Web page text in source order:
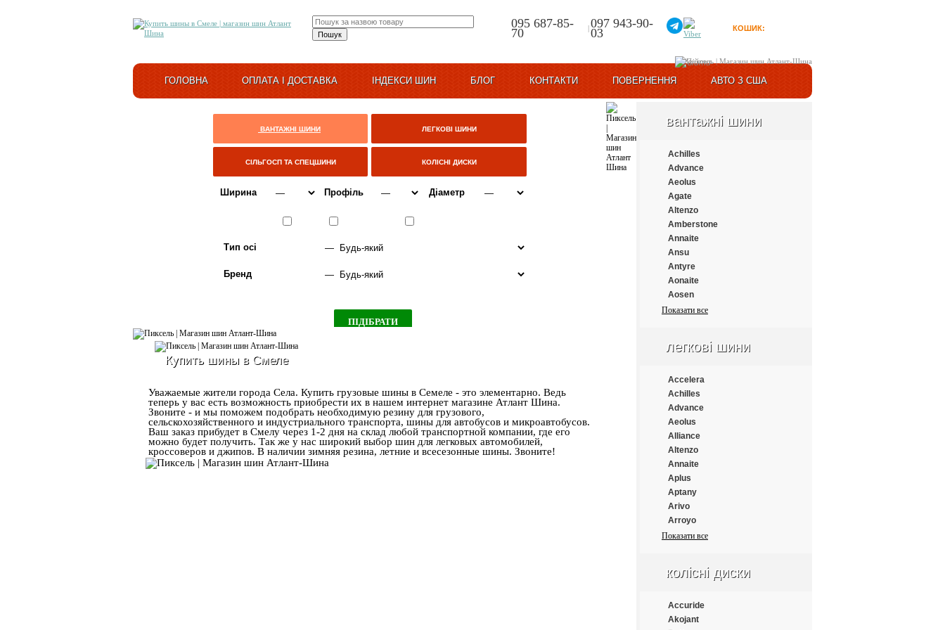
095 687-85-
70 |097 943-90-
03 КОШИК:
Увійти
ГОЛОВНА ОПЛАТА І ДОСТАВКА ІНДЕКСИ ШИН БЛОГ КОНТАКТИ ПОВЕРНЕННЯ АВТО З США
ВАНТАЖНІ ШИНИ ЛЕГКОВІ ШИНИ
СІЛЬГОСП ТА СПЕЦШИНИ КОЛІСНІ ДИСКИ
Ширина Профіль Діаметр
Тип осі
Бренд
Купить шины в Смеле
Уважаемые жители города Села. Купить грузовые шины в Семеле - это элементарно. Ведь
теперь у вас есть возможность приобрести их в нашем интернет магазине Атлант Шина.
Звоните - и мы поможем подобрать необходимую резину для грузового,
сельскохозяйственного и индустриального транспорта, шины для автобусов и микроавтобусов.
Ваш заказ прибудет в Смелу через 1-2 дня на склад любой транспортной компании, где его
можно будет получить. Так же у нас широкий выбор шин для легковых автомобилей,
кроссоверов и джипов. В наличии зимняя резина, летние и всесезонные шины. Звоните!
вантажні шини
Achilles
Advance
Aeolus
Agate
Altenzo
Amberstone
Annaite
Ansu
Antyre
Aonaite
Aosen
Aplus
Armforce
Atlander
Aufine
Austone
Autogrip
Barum
Benton
Bestrich
BFGoodrich
Blacklion
Bontyre
Boto
Bridgestone
Changfeng
Compasal
Constancy
Показати все
легкові шини
Accelera
Achilles
Advance
Aeolus
Alliance
Altenzo
Annaite
Aplus
Aptany
Arivo
Arroyo
Atlander
Austone
Bars
Barum
Показати все
колісні диски
Accuride
Akojant